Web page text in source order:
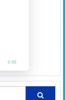
0:00